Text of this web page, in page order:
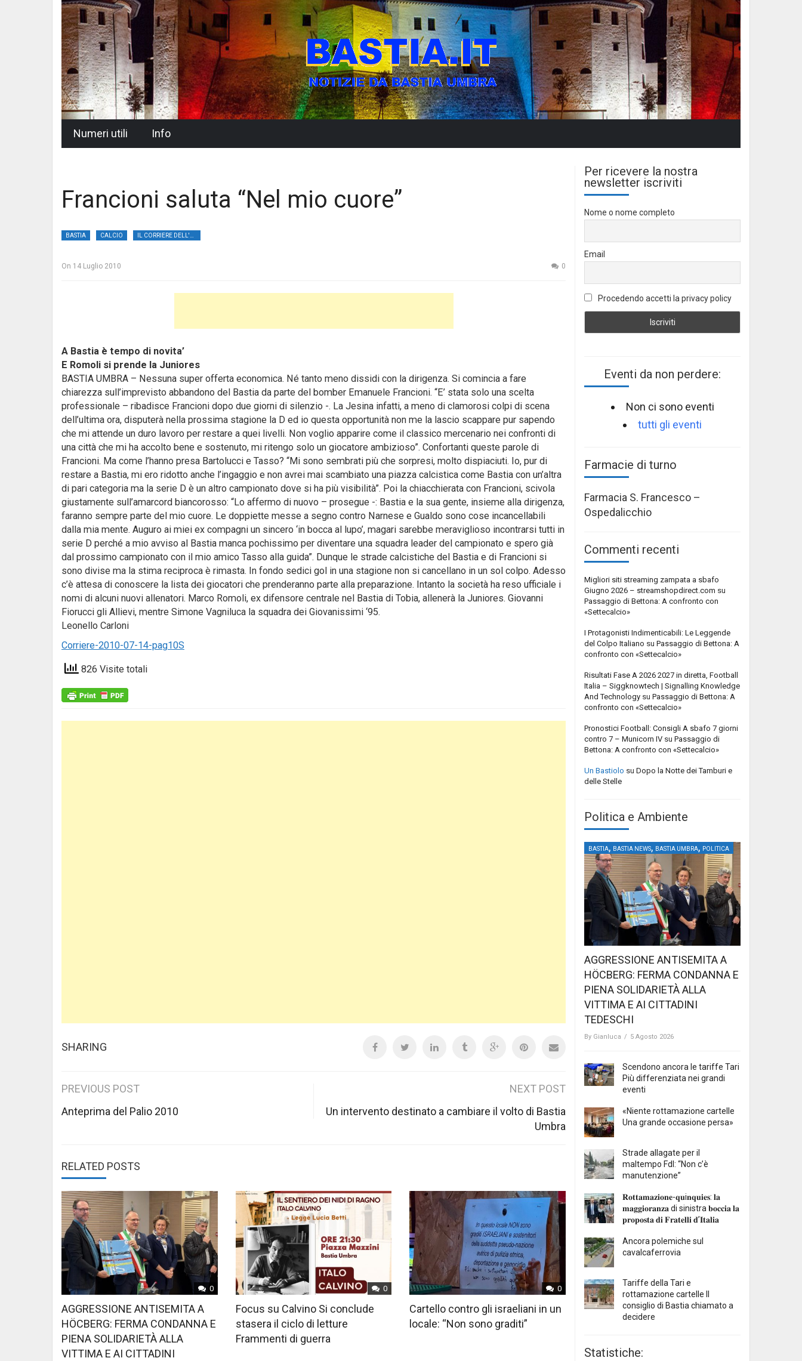
Numeri utili Info
Francioni saluta “Nel mio cuore”
BASTIA CALCIO
On 14 Luglio 2010 0
A Bastia è tempo di novita’
E Romoli si prende la Juniores
BASTIA UMBRA – Nessuna super offerta economica. Né tanto meno dissidi con la dirigenza. Si comincia a fare
chiarezza sull’imprevisto abbandono del Bastia da parte del bomber Emanuele Francioni. “E’ stata solo una scelta
professionale – ribadisce Francioni dopo due giorni di silenzio -. La Jesina infatti, a meno di clamorosi colpi di scena
dell’ultima ora, disputerà nella prossima stagione la D ed io questa opportunità non me la lascio scappare pur sapendo
che mi attende un duro lavoro per restare a quei livelli. Non voglio apparire come il classico mercenario nei confronti di
una città che mi ha accolto bene e sostenuto, mi ritengo solo un giocatore ambizioso”. Confortanti queste parole di
Francioni. Ma come l’hanno presa Bartolucci e Tasso? “Mi sono sembrati più che sorpresi, molto dispiaciuti. Io, pur di
restare a Bastia, mi ero ridotto anche l’ingaggio e non avrei mai scambiato una piazza calcistica come Bastia con un’altra
di pari categoria ma la serie D è un altro campionato dove si ha più visibilità”. Poi la chiacchierata con Francioni, scivola
giustamente sull’amarcord biancorosso: “Lo affermo di nuovo – prosegue -: Bastia e la sua gente, insieme alla dirigenza,
faranno sempre parte del mio cuore. Le doppiette messe a segno contro Narnese e Gualdo sono cose incancellabili
dalla mia mente. Auguro ai miei ex compagni un sincero ‘in bocca al lupo’, magari sarebbe meraviglioso incontrarsi tutti in
serie D perché a mio avviso al Bastia manca pochissimo per diventare una squadra leader del campionato e spero già
dal prossimo campionato con il mio amico Tasso alla guida”. Dunque le strade calcistiche del Bastia e di Francioni si
sono divise ma la stima reciproca è rimasta. In fondo sedici gol in una stagione non si cancellano in un sol colpo. Adesso
c’è attesa di conoscere la lista dei giocatori che prenderanno parte alla preparazione. Intanto la società ha reso ufficiale i
nomi di alcuni nuovi allenatori. Marco Romoli, ex difensore centrale nel Bastia di Tobia, allenerà la Juniores. Giovanni
Fiorucci gli Allievi, mentre Simone Vagniluca la squadra dei Giovanissimi ‘95.
Leonello Carloni
Corriere-2010-07-14-pag10S
826 Visite totali
SHARING
Post
navigation
PREVIOUS POST
Anteprima del Palio 2010
NEXT POST
Un intervento destinato a cambiare il volto di Bastia
Umbra
RELATED POSTS
0
AGGRESSIONE ANTISEMITA A
HÖCBERG: FERMA CONDANNA E
PIENA SOLIDARIETÀ ALLA
VITTIMA E AI CITTADINI
0
Focus su Calvino Si conclude
stasera il ciclo di letture
Frammenti di guerra
0
Cartello contro gli israeliani in un
locale: “Non sono graditi”
Per ricevere la nostra
newsletter iscriviti
Nome o nome completo
Email
Procedendo accetti la privacy policy
Eventi da non perdere:
Non ci sono eventi
tutti gli eventi
Farmacie di turno
Farmacia S. Francesco –
Ospedalicchio
Commenti recenti
Migliori siti streaming zampata a sbafo
Giugno 2026 – streamshopdirect.com su
Passaggio di Bettona: A confronto con
«Settecalcio»
I Protagonisti Indimenticabili: Le Leggende
del Colpo Italiano su Passaggio di Bettona: A
confronto con «Settecalcio»
Risultati Fase A 2026 2027 in diretta, Football
Italia – Siggknowtech | Signalling Knowledge
And Technology su Passaggio di Bettona: A
confronto con «Settecalcio»
Pronostici Football: Consigli A sbafo 7 giorni
contro 7 – Municorn IV su Passaggio di
Bettona: A confronto con «Settecalcio»
Un Bastiolo su Dopo la Notte dei Tamburi e
delle Stelle
Politica e Ambiente
BASTIA, BASTIA NEWS, BASTIA UMBRA, POLITICA
AGGRESSIONE ANTISEMITA A
HÖCBERG: FERMA CONDANNA E
PIENA SOLIDARIETÀ ALLA
VITTIMA E AI CITTADINI
TEDESCHI
By Gianluca / 5 Agosto 2026
Scendono ancora le tariffe Tari
Più differenziata nei grandi
eventi
«Niente rottamazione cartelle
Una grande occasione persa»
Strade allagate per il
maltempo FdI: “Non c’è
manutenzione”
𝐑𝐨𝐭𝐭𝐚𝐦𝐚𝐳𝐢𝐨𝐧𝐞-𝐪𝐮i𝐧𝐪𝐮𝐢𝐞𝐬: 𝐥𝐚
𝐦𝐚𝐠𝐠𝐢𝐨𝐫𝐚𝐧𝐳𝐚 di sinistra 𝐛𝐨𝐜𝐜𝐢𝐚 𝐥𝐚
𝐩𝐫𝐨𝐩𝐨𝐬𝐭𝐚 𝐝𝐢 𝐅𝐫𝐚𝐭𝐞𝐥𝐥𝐢 𝐝’𝐈𝐭𝐚𝐥𝐢𝐚
Ancora polemiche sul
cavalcaferrovia
Tariffe della Tari e
rottamazione cartelle Il
consiglio di Bastia chiamato a
decidere
Statistiche: